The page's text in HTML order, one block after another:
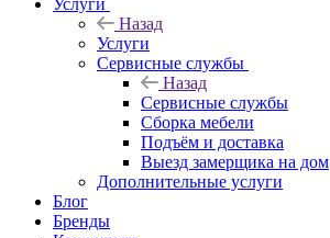
Услуги
Назад
Услуги
Сервисные службы
Назад
Сервисные службы
Сборка мебели
Подъём и доставка
Выезд замерщика на дом
Дополнительные услуги
Блог
Бренды